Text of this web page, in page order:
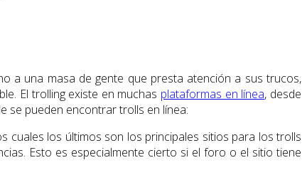
a una masa de gente que presta atención a sus trucos,
El trolling existe en muchas plataformas en línea, desde
se pueden encontrar trolls en línea:
cuales los últimos son los principales sitios para los trolls
Esto es especialmente cierto si el foro o el sitio tiene